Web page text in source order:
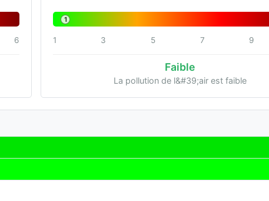
6
1
1 3 5 7 9
Faible
La pollution de l&#39;air est faible